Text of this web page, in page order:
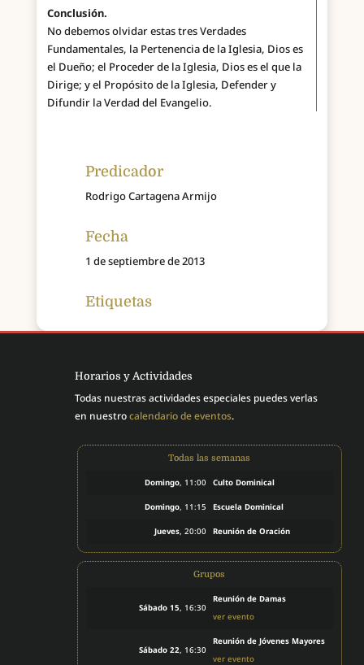
Conclusión.
No debemos olvidar estas tres Verdades
Fundamentales, la Pertenencia de la Iglesia, Dios es
el Dueño; el Proceder de la Iglesia, Dios es el que la
Dirige; y el Propósito de la Iglesia, Defender y
Difundir la Verdad del Evangelio.
Predicador
Rodrigo Cartagena Armijo
Fecha
1 de septiembre de 2013
Etiquetas
Horarios y Actividades
Todas nuestras actividades especiales puedes verlas
en nuestrocalendario de eventos.
Todas las semanas
Domingo, 11:00 Culto Dominical
Domingo, 11:15 Escuela Dominical
Jueves, 20:00 Reunión de Oración
Grupos
Sábado 15, 16:30
Reunión de Damas
ver evento
Sábado 22, 16:30
Reunión de Jóvenes Mayores
ver evento